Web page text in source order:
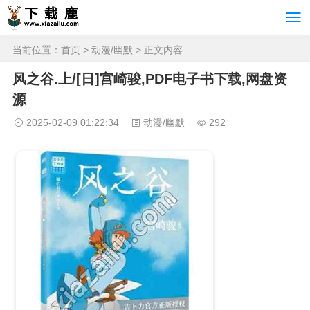
当前位置： 首页 > 动漫/幽默 > 正文内容
风之谷.上/[日]宫崎骏,PDF电子书下载,网盘资
源
2025-02-09 01:22:34 动漫/幽默 292